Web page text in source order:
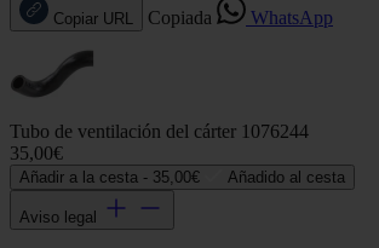
Copiar URL Copiada WhatsApp
Tubo de ventilación del cárter 1076244
35,00€
Añadir a la cesta - 35,00€ Añadido al cesta
Aviso legal